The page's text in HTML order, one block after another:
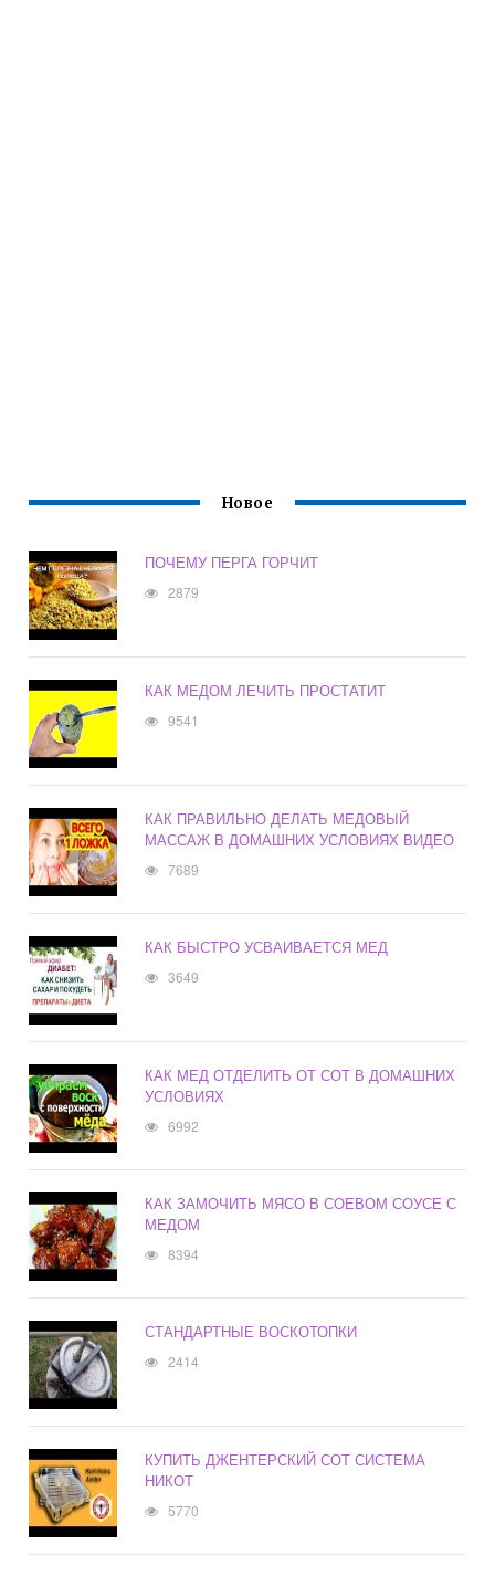
Новое
ПОЧЕМУ ПЕРГА ГОРЧИТ
2879
КАК МЕДОМ ЛЕЧИТЬ ПРОСТАТИТ
9541
КАК ПРАВИЛЬНО ДЕЛАТЬ МЕДОВЫЙ
МАССАЖ В ДОМАШНИХ УСЛОВИЯХ ВИДЕО
7689
КАК БЫСТРО УСВАИВАЕТСЯ МЕД
3649
КАК МЕД ОТДЕЛИТЬ ОТ СОТ В ДОМАШНИХ
УСЛОВИЯХ
6992
КАК ЗАМОЧИТЬ МЯСО В СОЕВОМ СОУСЕ С
МЕДОМ
8394
СТАНДАРТНЫЕ ВОСКОТОПКИ
2414
КУПИТЬ ДЖЕНТЕРСКИЙ СОТ СИСТЕМА
НИКОТ
5770